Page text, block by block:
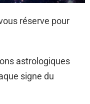
réserve pour
astrologiques
signe du